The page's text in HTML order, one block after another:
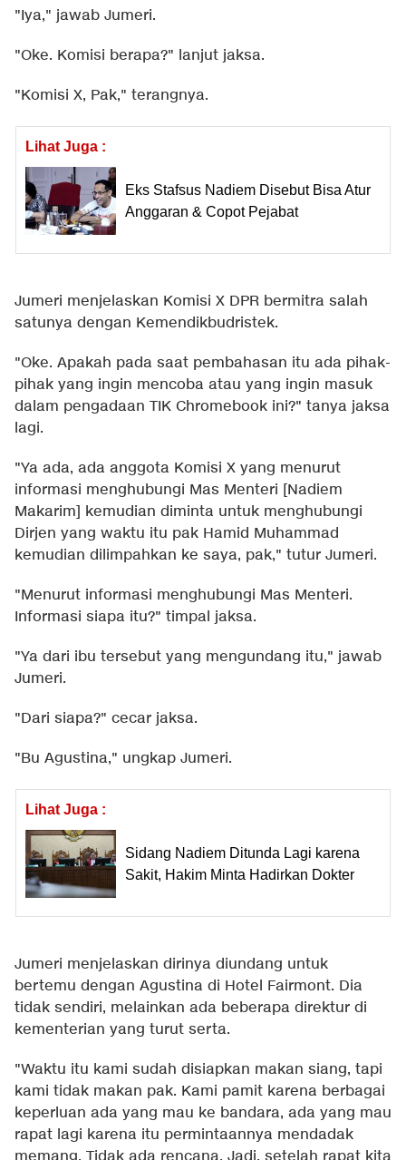
"Iya," jawab Jumeri.
"Oke. Komisi berapa?" lanjut jaksa.
"Komisi X, Pak," terangnya.
Lihat Juga :
Eks Stafsus Nadiem Disebut Bisa Atur
Anggaran & Copot Pejabat
Jumeri menjelaskan Komisi X DPR bermitra salah
satunya dengan Kemendikbudristek.
"Oke. Apakah pada saat pembahasan itu ada pihak-
pihak yang ingin mencoba atau yang ingin masuk
dalam pengadaan TIK Chromebook ini?" tanya jaksa
lagi.
"Ya ada, ada anggota Komisi X yang menurut
informasi menghubungi Mas Menteri [Nadiem
Makarim] kemudian diminta untuk menghubungi
Dirjen yang waktu itu pak Hamid Muhammad
kemudian dilimpahkan ke saya, pak," tutur Jumeri.
"Menurut informasi menghubungi Mas Menteri.
Informasi siapa itu?" timpal jaksa.
"Ya dari ibu tersebut yang mengundang itu," jawab
Jumeri.
"Dari siapa?" cecar jaksa.
"Bu Agustina," ungkap Jumeri.
Lihat Juga :
Sidang Nadiem Ditunda Lagi karena
Sakit, Hakim Minta Hadirkan Dokter
Jumeri menjelaskan dirinya diundang untuk
bertemu dengan Agustina di Hotel Fairmont. Dia
tidak sendiri, melainkan ada beberapa direktur di
kementerian yang turut serta.
"Waktu itu kami sudah disiapkan makan siang, tapi
kami tidak makan pak. Kami pamit karena berbagai
keperluan ada yang mau ke bandara, ada yang mau
rapat lagi karena itu permintaannya mendadak